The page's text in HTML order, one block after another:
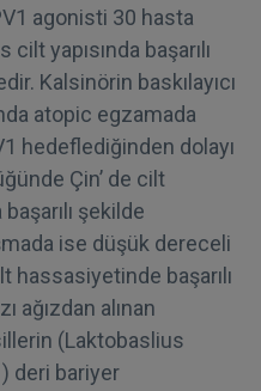
agonisti 30 hasta
yapısında başarılı
Kalsinörin baskılayıcı
atopic egzamada
hedeflediğinden dolayı
Çin’ de cilt
şekilde
ise düşük dereceli
hassasiyetinde başarılı
ağızdan alınan
(Laktobaslius
deri bariyer